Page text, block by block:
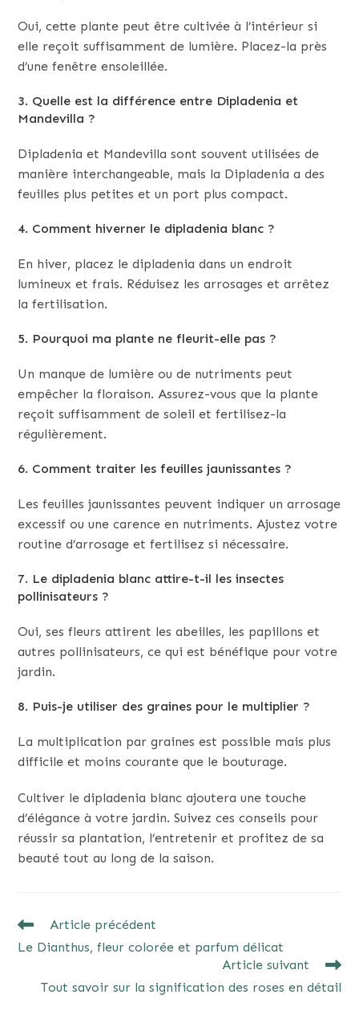
Oui, cette plante peut être cultivée à l’intérieur si
elle reçoit suffisamment de lumière. Placez-la près
d’une fenêtre ensoleillée.
3. Quelle est la différence entre Dipladenia et
Mandevilla ?
Dipladenia et Mandevilla sont souvent utilisées de
manière interchangeable, mais la Dipladenia a des
feuilles plus petites et un port plus compact.
4. Comment hiverner le dipladenia blanc ?
En hiver, placez le dipladenia dans un endroit
lumineux et frais. Réduisez les arrosages et arrêtez
la fertilisation.
5. Pourquoi ma plante ne fleurit-elle pas ?
Un manque de lumière ou de nutriments peut
empêcher la floraison. Assurez-vous que la plante
reçoit suffisamment de soleil et fertilisez-la
régulièrement.
6. Comment traiter les feuilles jaunissantes ?
Les feuilles jaunissantes peuvent indiquer un arrosage
excessif ou une carence en nutriments. Ajustez votre
routine d’arrosage et fertilisez si nécessaire.
7. Le dipladenia blanc attire-t-il les insectes
pollinisateurs ?
Oui, ses fleurs attirent les abeilles, les papillons et
autres pollinisateurs, ce qui est bénéfique pour votre
jardin.
8. Puis-je utiliser des graines pour le multiplier ?
La multiplication par graines est possible mais plus
difficile et moins courante que le bouturage.
Cultiver le dipladenia blanc ajoutera une touche
d’élégance à votre jardin. Suivez ces conseils pour
réussir sa plantation, l’entretenir et profitez de sa
beauté tout au long de la saison.
READ
ARTICLES
Article précédent
Le Dianthus, fleur colorée et parfum délicat
Article suivant
Tout savoir sur la signification des roses en détail